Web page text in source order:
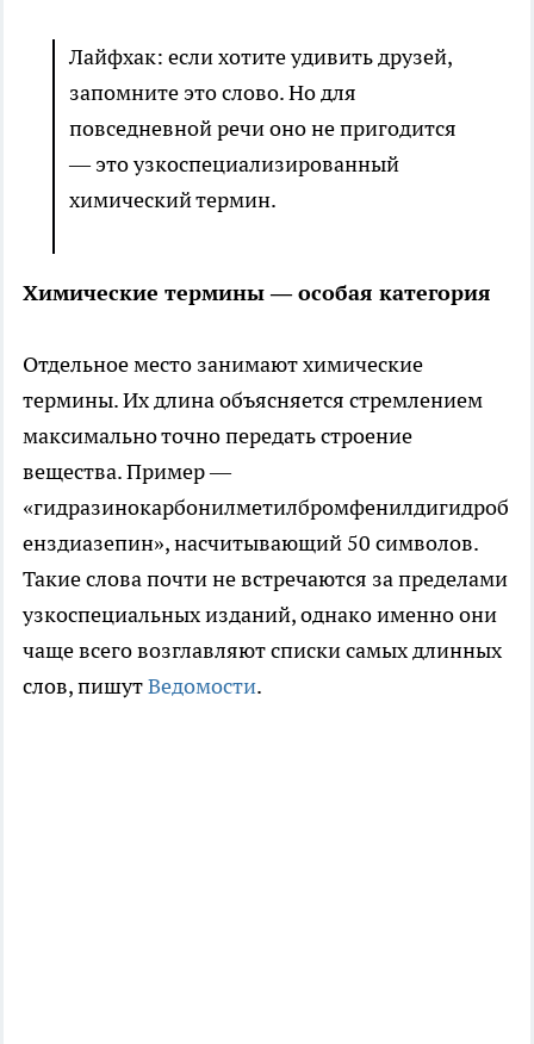
Лайфхак: если хотите удивить друзей,
запомните это слово. Но для
повседневной речи оно не пригодится
— это узкоспециализированный
химический термин.
Химические термины — особая категория
Отдельное место занимают химические
термины. Их длина объясняется стремлением
максимально точно передать строение
вещества. Пример —
«гидразинокарбонилметилбромфенилдигидроб
енздиазепин», насчитывающий 50 символов.
Такие слова почти не встречаются за пределами
узкоспециальных изданий, однако именно они
чаще всего возглавляют списки самых длинных
слов, пишутВедомости.